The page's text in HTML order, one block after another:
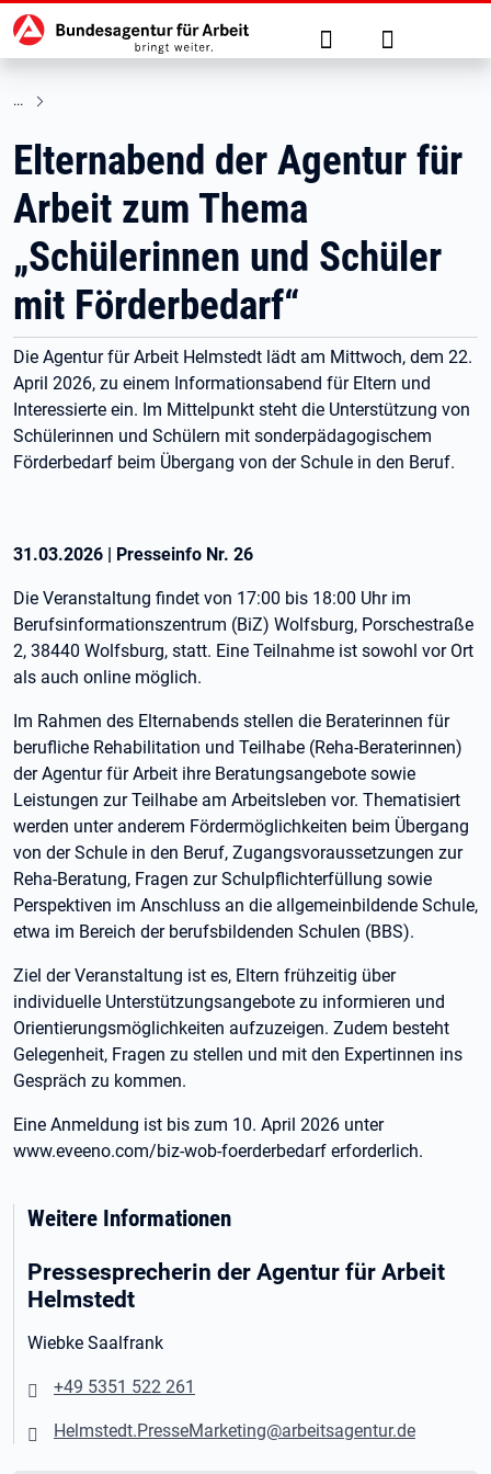
zu den Hauptinhalten springen
Hauptnavigation Suche Anmelden
Elternabend der Agentur für
Arbeit zum Thema
„Schülerinnen und Schüler
mit Förderbedarf“
Die Agentur für Arbeit Helmstedt lädt am Mittwoch, dem 22.
April 2026, zu einem Informationsabend für Eltern und
Interessierte ein. Im Mittelpunkt steht die Unterstützung von
Schülerinnen und Schülern mit sonderpädagogischem
Förderbedarf beim Übergang von der Schule in den Beruf.
31.03.2026 | Presseinfo Nr. 26
Die Veranstaltung findet von 17:00 bis 18:00 Uhr im
Berufsinformationszentrum (BiZ) Wolfsburg, Porschestraße
2, 38440 Wolfsburg, statt. Eine Teilnahme ist sowohl vor Ort
als auch online möglich.
Im Rahmen des Elternabends stellen die Beraterinnen für
berufliche Rehabilitation und Teilhabe (Reha-Beraterinnen)
der Agentur für Arbeit ihre Beratungsangebote sowie
Leistungen zur Teilhabe am Arbeitsleben vor. Thematisiert
werden unter anderem Fördermöglichkeiten beim Übergang
von der Schule in den Beruf, Zugangsvoraussetzungen zur
Reha-Beratung, Fragen zur Schulpflichterfüllung sowie
Perspektiven im Anschluss an die allgemeinbildende Schule,
etwa im Bereich der berufsbildenden Schulen (BBS).
Ziel der Veranstaltung ist es, Eltern frühzeitig über
individuelle Unterstützungsangebote zu informieren und
Orientierungsmöglichkeiten aufzuzeigen. Zudem besteht
Gelegenheit, Fragen zu stellen und mit den Expertinnen ins
Gespräch zu kommen.
Eine Anmeldung ist bis zum 10. April 2026 unter
www.eveeno.com/biz-wob-foerderbedarf erforderlich.
Weitere Informationen
Pressesprecherin der Agentur für Arbeit
Helmstedt
Wiebke Saalfrank
+49 5351 522 261
Helmstedt.PresseMarketing@arbeitsagentur.de